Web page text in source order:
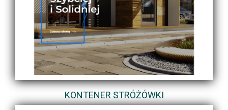
KONTENER STRÓŻÓWKI